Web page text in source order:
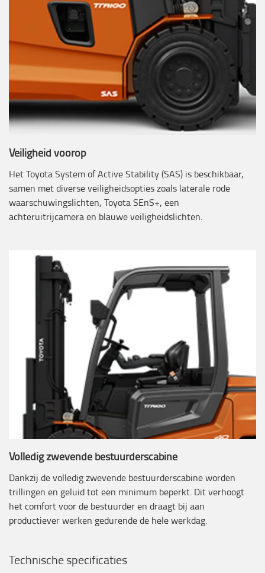
Veiligheid voorop
Het Toyota System of Active Stability (SAS) is beschikbaar,
samen met diverse veiligheidsopties zoals laterale rode
waarschuwingslichten, Toyota SEnS+, een
achteruitrijcamera en blauwe veiligheidslichten.
Volledig zwevende bestuurderscabine
Dankzij de volledig zwevende bestuurderscabine worden
trillingen en geluid tot een minimum beperkt. Dit verhoogt
het comfort voor de bestuurder en draagt bij aan
productiever werken gedurende de hele werkdag.
Technische specificaties